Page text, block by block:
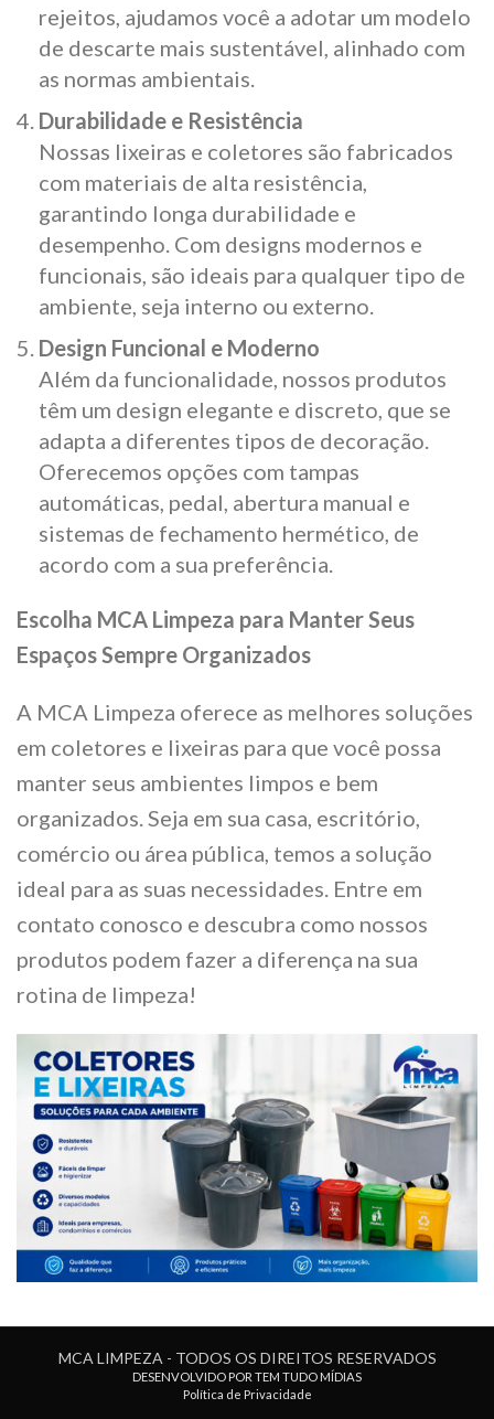
rejeitos, ajudamos você a adotar um modelo
de descarte mais sustentável, alinhado com
as normas ambientais.
Durabilidade e Resistência
Nossas lixeiras e coletores são fabricados
com materiais de alta resistência,
garantindo longa durabilidade e
desempenho. Com designs modernos e
funcionais, são ideais para qualquer tipo de
ambiente, seja interno ou externo.
Design Funcional e Moderno
Além da funcionalidade, nossos produtos
têm um design elegante e discreto, que se
adapta a diferentes tipos de decoração.
Oferecemos opções com tampas
automáticas, pedal, abertura manual e
sistemas de fechamento hermético, de
acordo com a sua preferência.
Escolha MCA Limpeza para Manter Seus
Espaços Sempre Organizados
A MCA Limpeza oferece as melhores soluções
em coletores e lixeiras para que você possa
manter seus ambientes limpos e bem
organizados. Seja em sua casa, escritório,
comércio ou área pública, temos a solução
ideal para as suas necessidades. Entre em
contato conosco e descubra como nossos
produtos podem fazer a diferença na sua
rotina de limpeza!
MCA LIMPEZA - TODOS OS DIREITOS RESERVADOS
DESENVOLVIDO POR TEM TUDO MÍDIAS
Política de Privacidade